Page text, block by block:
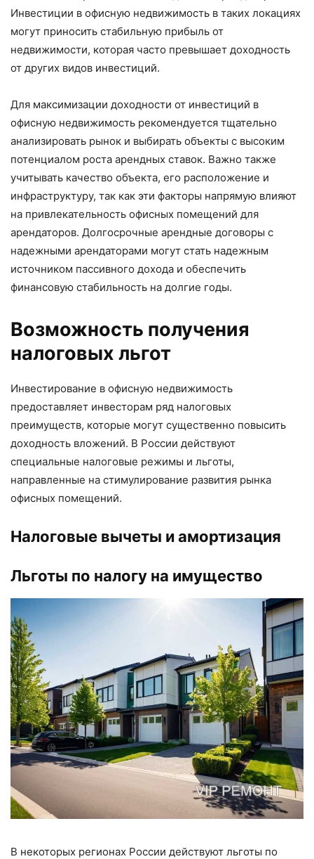
Инвестиции в офисную недвижимость в таких локациях
могут приносить стабильную прибыль от
недвижимости, которая часто превышает доходность
от других видов инвестиций.
Для максимизации доходности от инвестиций в
офисную недвижимость рекомендуется тщательно
анализировать рынок и выбирать объекты с высоким
потенциалом роста арендных ставок. Важно также
учитывать качество объекта, его расположение и
инфраструктуру, так как эти факторы напрямую влияют
на привлекательность офисных помещений для
арендаторов. Долгосрочные арендные договоры с
надежными арендаторами могут стать надежным
источником пассивного дохода и обеспечить
финансовую стабильность на долгие годы.
Возможность получения
налоговых льгот
Инвестирование в офисную недвижимость
предоставляет инвесторам ряд налоговых
преимуществ, которые могут существенно повысить
доходность вложений. В России действуют
специальные налоговые режимы и льготы,
направленные на стимулирование развития рынка
офисных помещений.
Налоговые вычеты и амортизация
Льготы по налогу на имущество
В некоторых регионах России действуют льготы по